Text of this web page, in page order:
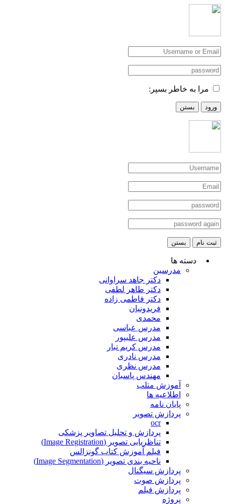
مرا به خاطر بسپر:
ورود بستن
ثبت نام بستن
دسته ها
مدرسین
دکتر جاهد سراوانی
دکتر طاهر لطفی
دکتر فاطمی زاده
فریدونیان
محمدی
مدرس عباسی
مدرس علیپور
مدرس کریم تبار
مدرس نادری
مدرس نظری
مهندس پاسبان
آموزش متلب
اطلاعیه ها
پایان نامه
پردازش تصویر
ocr
پردازش و تحلیل تصاویر پزشکی
تناظریابی تصویر (Image Registration)
فیلم آموزش کتاب گونزالس
ناحیه بندی تصویر (Image Segmentation)
پردازش سیگنال
پردازش صوت
پردازش فیلم
پروژه